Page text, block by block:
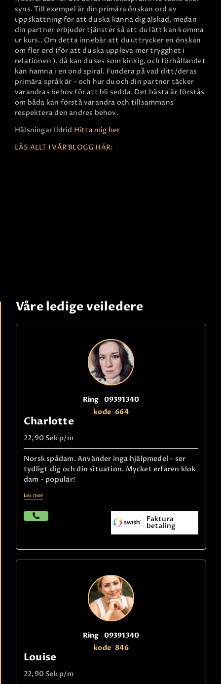
syns. Till exempel är din primära önskan ord av
uppskattning för att du ska känna dig älskad, medan
din partner erbjuder tjänster så att du lätt kan komma
ur kurs.. Om detta innebär att du uttrycker en önskan
om fler ord (för att du ska uppleva mer trygghet i
relationen ), då kan du ses som kinkig, och förhållandet
kan hamna i en ond spiral. Fundera på vad ditt/deras
primära språk är – och hur du och din partner täcker
varandras behov för att bli sedda. Det bästa är förstås
om båda kan förstå varandra och tillsammans
respektera den andres behov.
Hälsningar Ildrid Hitta mig her
LÄS ALLT I VÅR BLOGG HÄR:
Våre ledige veiledere
Ring 09391340
kode 664
Charlotte
22,90 Sek p/m
Norsk spådam. Använder inga hjälpmedel - ser
tydligt dig och din situation. Mycket erfaren klok
dam - populär!
Les mer
Faktura
betaling
Ring 09391340
kode 846
Louise
22,90 Sek p/m